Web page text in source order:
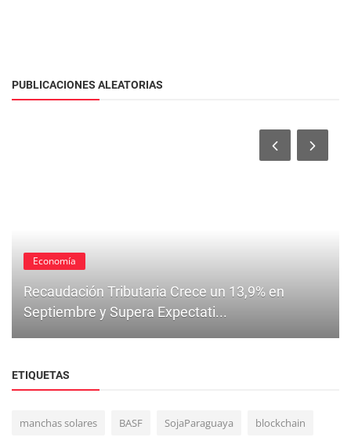
PUBLICACIONES ALEATORIAS
Economía
Recaudación Tributaria Crece un 13,9% en
Septiembre y Supera Expectati...
ETIQUETAS
manchas solares BASF SojaParaguaya blockchain